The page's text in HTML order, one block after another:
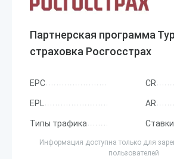
Партнерская программа
страховка Росгосстрах
EPC CR
EPL AR
Типы трафика Ставки
Информация доступна только для
пользователей